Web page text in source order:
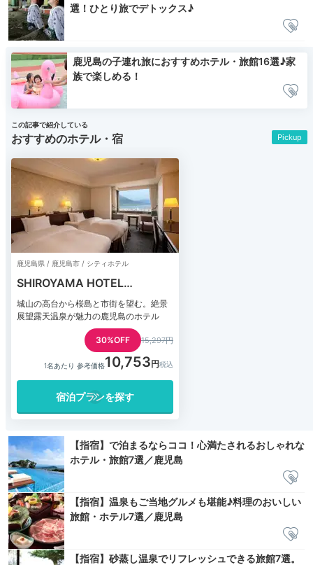
選！ひとり旅でデトックス♪
鹿児島の子連れ旅におすすめホテル・旅館16選♪家
族で楽しめる！
Pickup
この記事で紹介している
おすすめのホテル・宿
鹿児島県 / 鹿児島市 / シティホテル
SHIROYAMA HOTEL
kagoshima（城山ホテル鹿児
島）
城山の高台から桜島と市街を望む。絶景
展望露天温泉が魅力の鹿児島のホテル
30%OFF 15,297円
1名あたり 参考価格10,753
宿泊プランを探す
【指宿】で泊まるならココ！心満たされるおしゃれな
ホテル・旅館7選／鹿児島
【指宿】温泉もご当地グルメも堪能♪料理のおいしい
旅館・ホテル7選／鹿児島
【指宿】砂蒸し温泉でリフレッシュできる旅館7選。